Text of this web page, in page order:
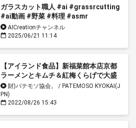
ガラスカット職人 #ai #grassrcutting
#ai動画 #野菜 #料理 #asmr
#asmrvideo
AICreationチャンネル
2025/06/21 11:14
【アイランド食品】新福菜館本店京都
ラーメンとキムチ＆紅梅くらげで大盛
飯を食う【飯テロ】【飯動画】
財)パテモソ協会。 / PATEMOSO KYOKAI(J
PN)
2022/08/26 15:43